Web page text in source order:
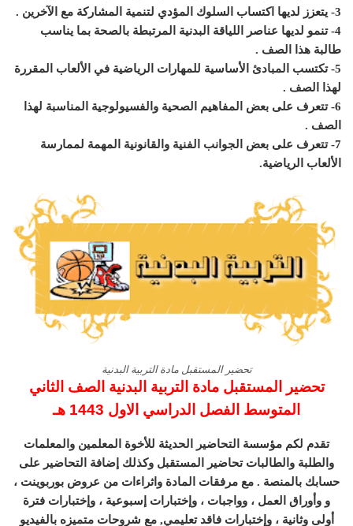
3- يتعزز لديها اكتساب السلوك المؤدي لتنمية المشاركة مع الآخرين .
4- تنمو لديها عناصر اللياقة البدنية المرتبطة بالصحة بما يناسب
طالبة هذا الصف .
5- تكتسب المبادئ الأساسية للمهارات الرياضية في الألعاب المقررة
لهذا الصف .
6- تتعرف على بعض المفاهيم الصحية والفسيولوجية المناسبة لهذا
الصف .
7- تتعرف على بعض الجوانب الفنية والقانونية المهمة لممارسة
الألعاب الرياضية.
تحضير المستقبل مادة التربية البدنية
تحضير المستقبل مادة التربية البدنية الصف الثاني
المتوسط الفصل الدراسي الاول 1443 هـ
تقدم لكم مؤسسة التحاضير الحديثة للأخوة المعلمين والمعلمات
والطلبة والطالبات تحاضير المستقبل وكذلك إضافة التحاضير على
حسابك بالمنصة . مع مرفقات المادة واثراءات من عروض بوربوينت ،
و وأوراق العمل ، وواجبات ، وإختبارات إسبوعية ، وإختبارات فترة
أولى وثانية ، وإختبارات فاقد تعليمي, مع شروحات متميزه بالفيديو